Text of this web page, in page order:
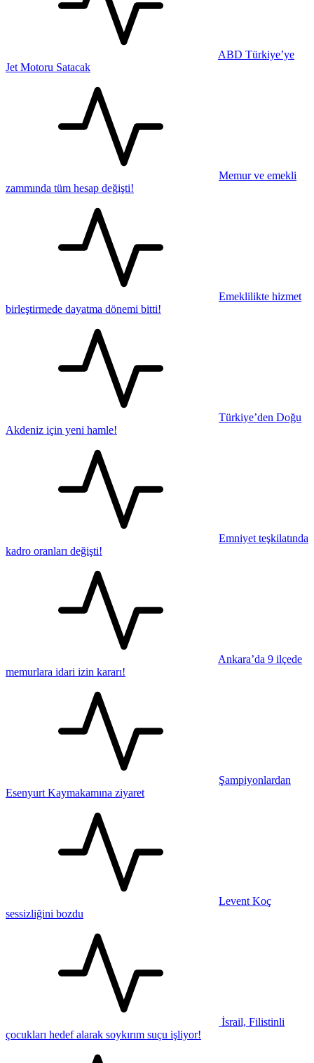
ABD Türkiye’ye
Jet Motoru Satacak
Memur ve emekli
zammında tüm hesap değişti!
Emeklilikte hizmet
birleştirmede dayatma dönemi bitti!
Türkiye’den Doğu
Akdeniz için yeni hamle!
Emniyet teşkilatında
kadro oranları değişti!
Ankara’da 9 ilçede
memurlara idari izin kararı!
Şampiyonlardan
Esenyurt Kaymakamına ziyaret
Levent Koç
sessizliğini bozdu
İsrail, Filistinli
çocukları hedef alarak soykırım suçu işliyor!